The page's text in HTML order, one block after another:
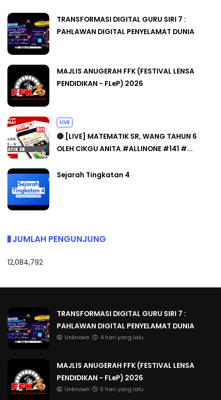
TRANSFORMASI DIGITAL GURU SIRI 7 :
PAHLAWAN DIGITAL PENYELAMAT DUNIA
MAJLIS ANUGERAH FFK (FESTIVAL LENSA
PENDIDIKAN - FLeP) 2026
LIVE
🔴 [LIVE] MATEMATIK SR, WANG TAHUN 6
OLEH CIKGU ANITA #ALLINONE #141 #...
Sejarah Tingkatan 4
JUMLAH PENGUNJUNG
12,084,792
TRANSFORMASI DIGITAL GURU SIRI 7 :
PAHLAWAN DIGITAL PENYELAMAT DUNIA
Unknown 4 hari yang lalu
MAJLIS ANUGERAH FFK (FESTIVAL LENSA
PENDIDIKAN - FLeP) 2026
Unknown 5 hari yang lalu